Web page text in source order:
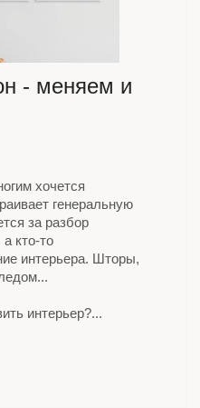
- меняем и
хочется
генеральную
за разбор
кто-то
интерьера. Шторы,
интерьер?...